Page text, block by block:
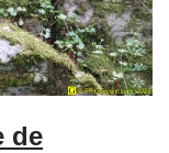
de